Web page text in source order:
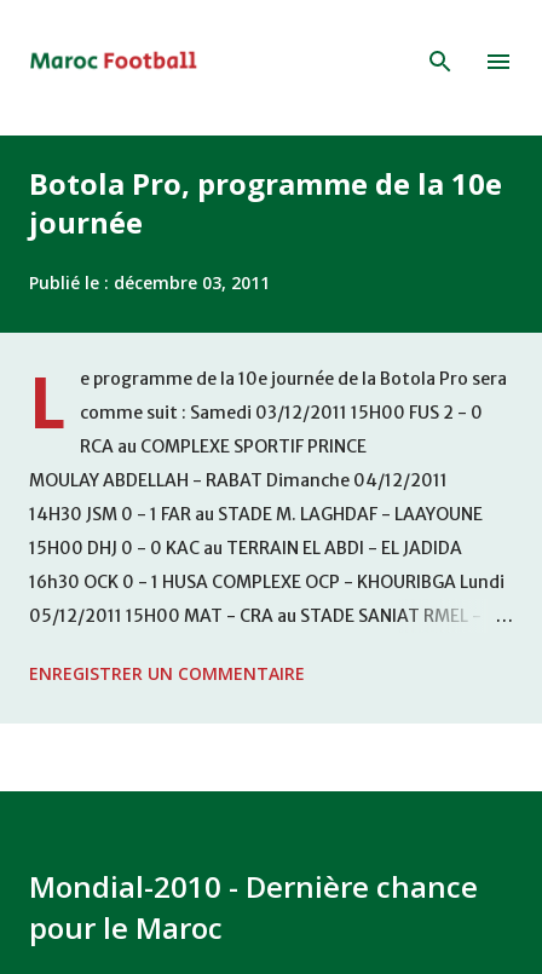
Botola Pro, programme de la 10e
journée
Publié le : décembre 03, 2011
L
e programme de la 10e journée de la Botola Pro sera
comme suit : Samedi 03/12/2011 15H00 FUS 2 - 0
RCA au COMPLEXE SPORTIF PRINCE
MOULAY ABDELLAH - RABAT Dimanche 04/12/2011
14H30 JSM 0 - 1 FAR au STADE M. LAGHDAF - LAAYOUNE
15H00 DHJ 0 - 0 KAC au TERRAIN EL ABDI - EL JADIDA
16h30 OCK 0 - 1 HUSA COMPLEXE OCP - KHOURIBGA Lundi
05/12/2011 15H00 MAT - CRA au STADE SANIAT RMEL -
KHEMISET Mardi 06/12/2011 15H00 WAF - OCS au
ENREGISTRER UN COMMENTAIRE
Mondial-2010 - Dernière chance
pour le Maroc